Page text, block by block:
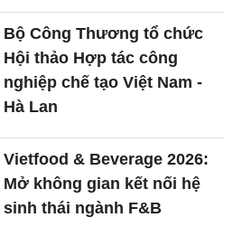
Bộ Công Thương tổ chức
Hội thảo Hợp tác công
nghiệp chế tạo Việt Nam -
Hà Lan
Vietfood & Beverage 2026:
Mở không gian kết nối hệ
sinh thái ngành F&B